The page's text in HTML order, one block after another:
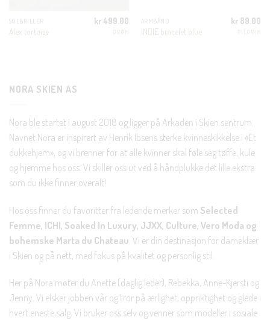
SOLBRILLER
Alex tortoise
kr499.00 ARMBÅND
INDIE bracelet blue
kr 89.00
NORA SKIEN AS
Nora ble startet i august 2018 og ligger på Arkaden i Skien sentrum.
Navnet Nora er inspirert av Henrik Ibsens sterke kvinneskikkelse i «Et
dukkehjem», og vi brenner for at alle kvinner skal føle seg tøffe, kule
og hjemme hos oss. Vi skiller oss ut ved å håndplukke det lille ekstra
som du ikke finner overalt!
Hos oss finner du favoritter fra ledende merker som Selected
Femme, ICHI, Soaked In Luxury, JJXX, Culture, Vero Moda og
bohemske Marta du Chateau . Vi er din destinasjon for dameklær
i Skien og på nett, med fokus på kvalitet og personlig stil.
Her på Nora møter du Anette (daglig leder), Rebekka, Anne-Kjersti og
Jenny. Vi elsker jobben vår og tror på ærlighet, oppriktighet og glede i
hvert eneste salg. Vi bruker oss selv og venner som modeller i sosiale
En liten velkomstgave til deg! ❤️
rabatt på din første handel og eksklusive fordeler rett i lomma.
JA, HENT MIN RABATTKODE!